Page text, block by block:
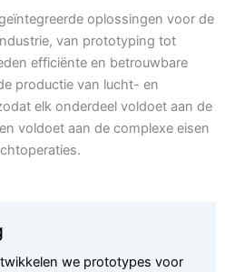
oplossingen voor de
van prototyping tot
efficiënte en betrouwbare
productie van lucht- en
elk onderdeel voldoet aan de
voldoet aan de complexe eisen
we prototypes voor